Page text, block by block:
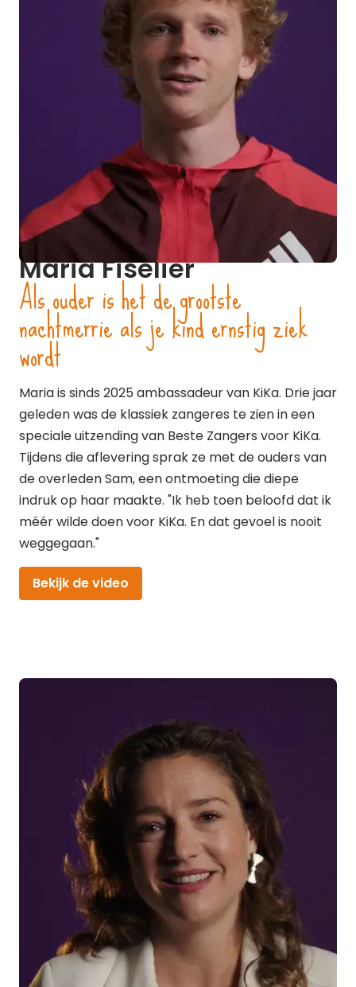
Maria Fiselier
Als ouder is het de grootste
nachtmerrie als je kind ernstig ziek
wordt
Maria is sinds 2025 ambassadeur van KiKa. Drie jaar
geleden was de klassiek zangeres te zien in een
speciale uitzending van Beste Zangers voor KiKa.
Tijdens die aflevering sprak ze met de ouders van
de overleden Sam, een ontmoeting die diepe
indruk op haar maakte. "Ik heb toen beloofd dat ik
méér wilde doen voor KiKa. En dat gevoel is nooit
weggegaan."
Bekijk de video